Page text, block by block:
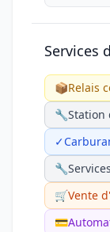
Services
📦Relais
🔧Station
✓
🔧
🛒Vente
💳